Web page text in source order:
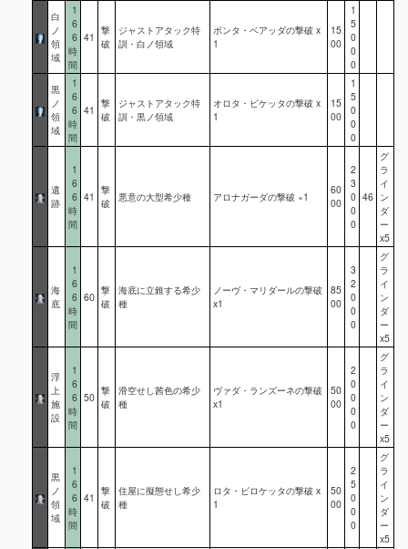
白
ノ
領
域
1
6
6
時
間
41
撃
破
ジャストアタック特
訓・白ノ領域
ボンタ・ベアッダの撃破 x
1
15
00
1
5
0
0
0
黒
ノ
領
域
1
6
6
時
間
41
撃
破
ジャストアタック特
訓・黒ノ領域
オロタ・ビケッタの撃破 x
1
15
00
1
5
0
0
0
遺
跡
1
6
6
時
間
41
撃
破
悪意の大型希少種 アロナガーダの撃破 ×1
60
00
2
3
0
0
0
46
グ
ラ
イ
ン
ダ
ー
x5
海
底
1
6
6
時
間
60
撃
破
海底に立錐する希少
種
ノーヴ・マリダールの撃破
x1
85
00
3
2
0
0
0
グ
ラ
イ
ン
ダ
ー
x5
浮
上
施
設
1
6
6
時
間
50
撃
破
滑空せし茜色の希少
種
ヴァダ・ランズーネの撃破
x1
50
00
2
0
0
0
0
グ
ラ
イ
ン
ダ
ー
x5
黒
ノ
領
域
1
6
6
時
間
41
撃
破
住屋に擬態せし希少
種
ロタ・ビロケッタの撃破 x
1
50
00
2
5
0
0
0
グ
ラ
イ
ン
ダ
ー
x5